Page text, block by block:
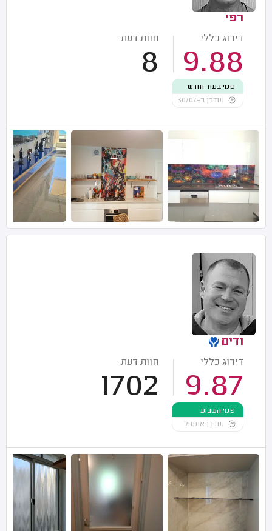
רפי
דירוג כללי
9.88
חוות דעת
8
פנוי בעוד חודש
עודכן ב-30/07
ודים
דירוג כללי
9.87
חוות דעת
1702
פנוי השבוע
עודכן אתמול